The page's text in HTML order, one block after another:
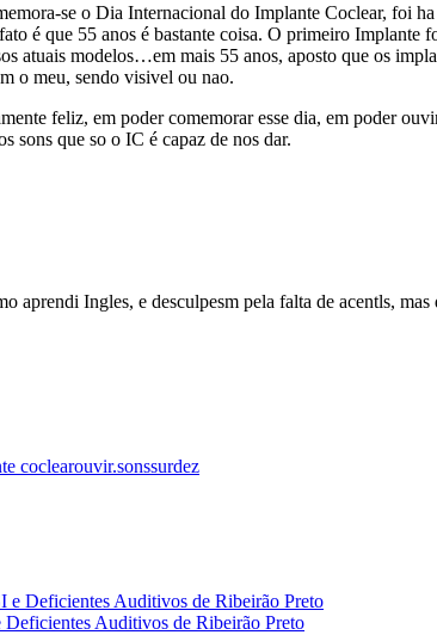
se o Dia Internacional do Implante Coclear, foi
é que 55 anos é bastante coisa. O primeiro
atuais modelos…em mais 55 anos, aposto que os
o meu, sendo visivel ou nao.
feliz, em poder comemorar esse dia, em poder
sons que so o IC é capaz de nos dar.
aprendi Ingles, e desculpesm pela falta de acentls,
coclearouvir.sonssurdez
Auditivos de Ribeirão Preto